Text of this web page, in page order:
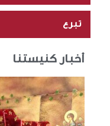
تبرع
أخبار كنيستنا